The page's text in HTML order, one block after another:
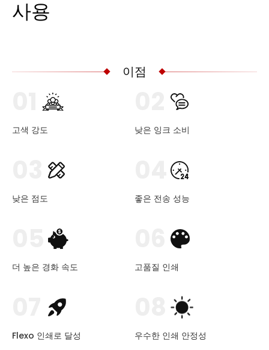
사용
이점
고색 강도 낮은 잉크 소비
낮은 점도 좋은 전송 성능
더 높은 경화 속도 고품질 인쇄
Flexo 인쇄로 달성 우수한 인쇄 안정성